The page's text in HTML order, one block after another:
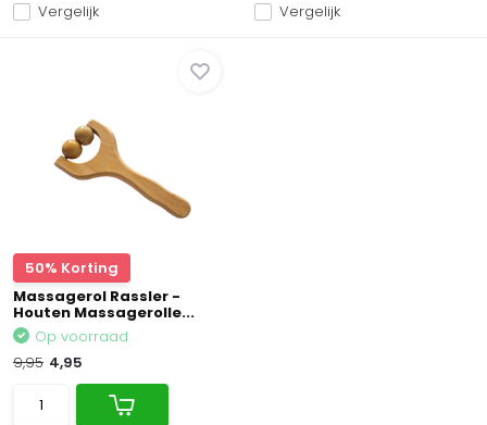
Vergelijk Vergelijk
50% Korting
Massagerol Rassler -
Houten Massagerolle...
Op voorraad
9,95 4,95